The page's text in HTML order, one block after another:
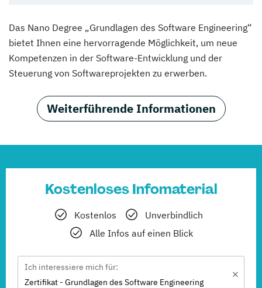
Das Nano Degree „Grundlagen des Software Engineering“
bietet Ihnen eine hervorragende Möglichkeit, um neue
Kompetenzen in der Software-Entwicklung und der
Steuerung von Softwareprojekten zu erwerben.
Weiterführende Informationen
Kostenloses Infomaterial
Kostenlos
Unverbindlich
Alle Infos auf einen Blick
Ich interessiere mich für:
Zertifikat - Grundlagen des Software Engineering